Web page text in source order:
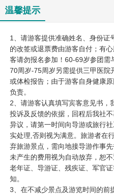
温馨提示
1、请游客提供准确姓名、身份证
的改签或退票费由游客自付；有
客请勿报名参加！60-69岁参团需
70周岁-75周岁另需提供三甲医院
或体检报告；由于游客自身健康
负责。
2、请游客认真填写宾客意见书，
投诉及反馈的依据，回程后我社
异议，请第一时间向导游或旅行
实处理,否则视为满意。旅游者在
弃旅游景点，需向地接导游作事
未产生的费用视为自动放弃，恕
老年证、导游证、残疾证、军官
知。
3、在不减少景点及游览时间的前